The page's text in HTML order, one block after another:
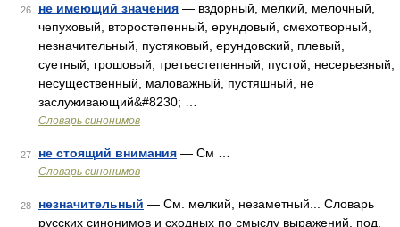
26 не имеющий значения — вздорный, мелкий, мелочный,
чепуховый, второстепенный, ерундовый, смехотворный,
незначительный, пустяковый, ерундовский, плевый,
суетный, грошовый, третьестепенный, пустой, несерьезный,
несущественный, маловажный, пустяшный, не
заслуживающий&#8230; …
Словарь синонимов
27 не стоящий внимания — См …
Словарь синонимов
28 незначительный — См. мелкий, незаметный... Словарь
русских синонимов и сходных по смыслу выражений. под.